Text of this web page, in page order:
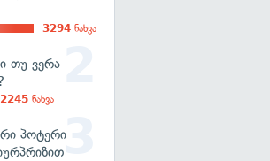
3294 ნახვა
თუ ვერა
2245 ნახვა
პოტერი